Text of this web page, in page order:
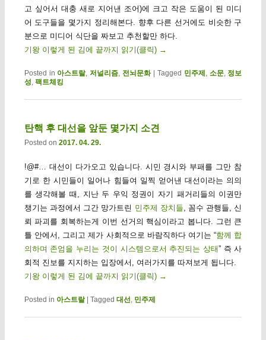
고 싶어서 대충 새로 지어낸 조어)에 크고 작은 도움이 된 미디
어 도구들을 몇가지 정리해본다. 향후 다른 선거에도 비슷한 구
분으로 미디어 식단을 짜보고 추천할만 하다.
기왕 이렇게 된 김에 끝까지 읽기(클릭) →
Posted in 아스트랄,저널리즘, 전뇌문화 Tagged 민주제 , 소문, 정보
성, 팩트체킹
탄핵 후 대선을 앞둔 몇가지 소견
Posted on 2017. 04. 29.
!@#… 대선이 다가오고 있습니다. 시민 경시와 부패를 그만 참
기로 한 시민들이 일어나 힘들여 일찍 얻어낸 대선이라는 의의
를 생각해볼 때, 지난 두 우익 정권이 자기 패거리들의 이권만
챙기는 과정에서 그간 망가트린 민주제 장치들, 꼼수 관행들, 신
뢰 파괴를 회복하는게 이번 선거의 핵심이라고 봅니다. 그런 큰
틀 안에서, 그리고 제가 사회적으로 바람직하다 여기는 “함께 합
의하며 존엄을 누리는 것이 시스템으로서 추진되는 상태” 즉 사
회적 진보를 지지하는 입장에서, 여러가지를 따져보게 됩니다.
기왕 이렇게 된 김에 끝까지 읽기(클릭) →
Posted in 아스트랄 Tagged 대선, 민주제